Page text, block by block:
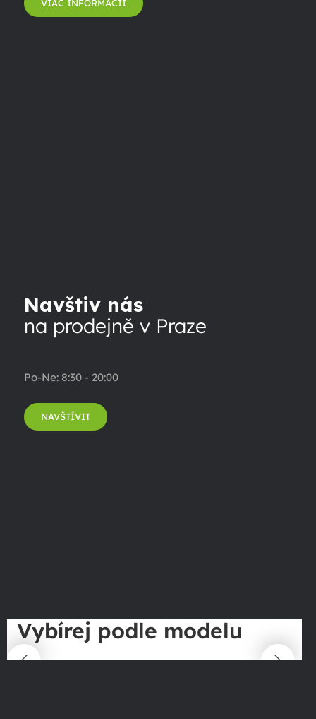
VIAC INFORMÁCIÍ
Navštiv nás
na prodejně v Praze
Po-Ne: 8:30 - 20:00
NAVŠTÍVIT
Vybírej podle modelu